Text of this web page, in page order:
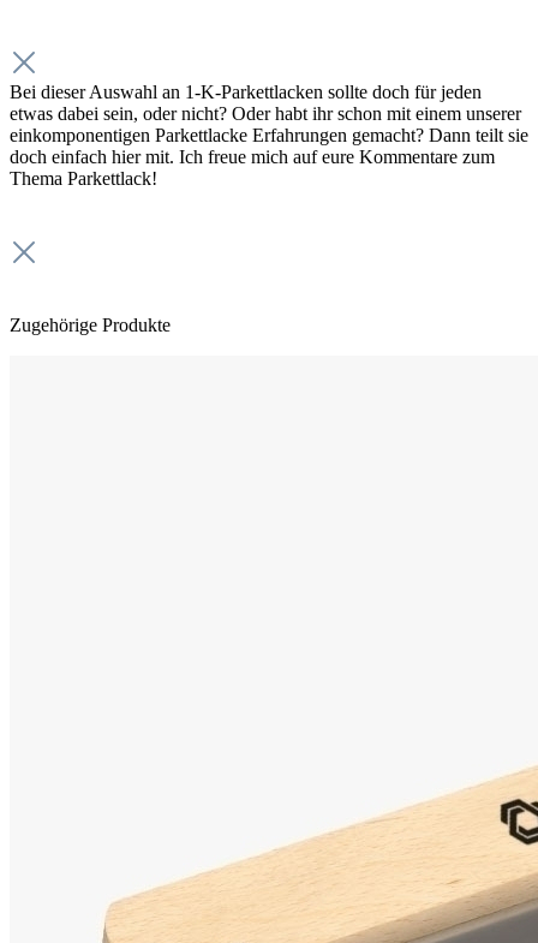
Bei dieser Auswahl an 1-K-Parkettlacken sollte doch für jeden
etwas dabei sein, oder nicht? Oder habt ihr schon mit einem unserer
einkomponentigen Parkettlacke Erfahrungen gemacht? Dann teilt sie
doch einfach hier mit. Ich freue mich auf eure Kommentare zum
Thema Parkettlack!
Zugehörige Produkte